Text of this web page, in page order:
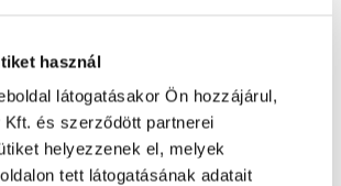
használ
látogatásakor Ön hozzájárul,
és szerződött partnerei
helyezzenek el, melyek
tett látogatásának adatait
Oldal újratöltése